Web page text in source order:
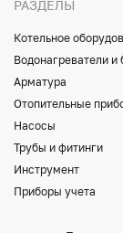
РАЗДЕЛЫ
Котельное
Водонагреватели и
Арматура
Отопительные
Насосы
Трубы и фитинги
Инструмент
Приборы учета